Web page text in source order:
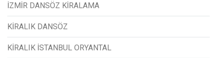
İZMİR DANSÖZ KİRALAMA
KİRALIK DANSÖZ
KİRALIK İSTANBUL ORYANTAL